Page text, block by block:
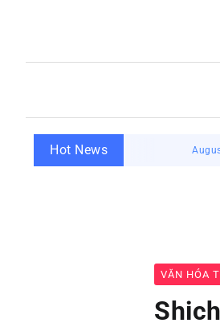
Hot News August 8, 2026
VĂN HÓA